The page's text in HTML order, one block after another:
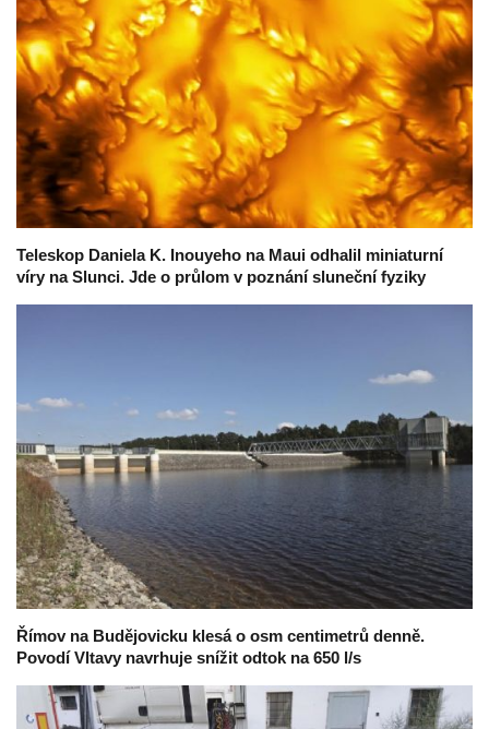
Teleskop Daniela K. Inouyeho na Maui odhalil miniaturní
víry na Slunci. Jde o průlom v poznání sluneční fyziky
Římov na Budějovicku klesá o osm centimetrů denně.
Povodí Vltavy navrhuje snížit odtok na 650 l/s